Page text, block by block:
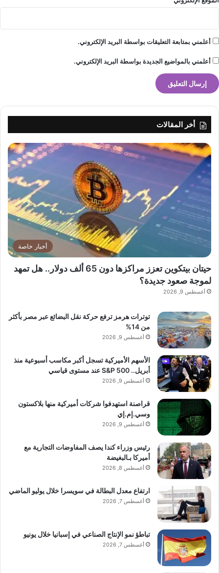
ف
أ
و
و
أعلمني بمتابعة التعليقات بواسطة البريد الإلكتروني.
أعلمني بالمواضيع الجديدة بواسطة البريد الإلكتروني.
أخر المقالات
أخبار خاصة
حيتان بيتكوين تعزز مراكزها دون 65 ألف دولار.. هل تمهد
لموجة صعود جديدة؟
أغسطس 9, 2026
توترات هرمز ترفع حركة نقل البضائع عبر مصر بأكثر
من 14%
أغسطس 9, 2026
الأسهم الأميركية تسجل أكبر مكاسب أسبوعية منذ
أبريل.. S&P 500 عند مستوى قياسي
أغسطس 9, 2026
قراصنة استهدفوا شركات أميركية منها بلاكستون
وسي.إم.إي
أغسطس 9, 2026
رئيس وزراء كندا يصف المفاوضات التجارية مع
أميركا بـالبغيضة
أغسطس 8, 2026
ارتفاع معدل البطالة في سويسرا خلال يوليو الماضي
أغسطس 7, 2026
تباطؤ نمو الإنتاج الصناعي في إسبانيا خلال يونيو
أغسطس 7, 2026